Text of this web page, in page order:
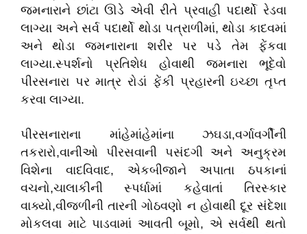
જમનારાને છાંટા ઊડે એવી રીતે પ્રવાહી પદાર્થો રેડવા
લાગ્યા અને સર્વ પદાર્થો થોડા પત્રાળીમાં, થોડા કાદવમાં
અને થોડા જમનારાના શરીર પર પડે તેમ ફેંકવા
લાગ્યા.સ્પર્શનો પ્રતિશેધ હોવાથી જમનારા ભૂદેવો
પીરસનારા પર માત્ર રોડાં ફેંકી પ્રહારની ઇચ્છા તૃપ્ત
કરવા લાગ્યા.
પીરસનારાના માંહેમાંહેમાંના ઝઘડા,વર્ગાવર્ગીની
તકરારો,વાનીઓ પીરસવાની પસંદગી અને અનુક્રમ
વિશેના વાદવિવાદ, એકબીજાને અપાતા ઠપકાનાં
વચનો,ચાલાકીની સ્પર્ધામાં કહેવાતાં તિરસ્કાર
વાક્યો,વીજળીની તારની ગોઠવણો ન હોવાથી દૂર સંદેશા
મોકલવા માટે પાડવામાં આવતી બૂમો, એ સર્વથી થતો